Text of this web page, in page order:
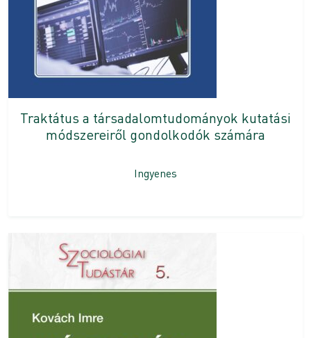
Traktátus a társadalomtudományok kutatási
módszereiről gondolkodók számára
Ingyenes